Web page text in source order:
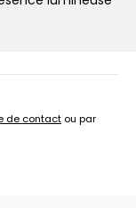
de contact ou par